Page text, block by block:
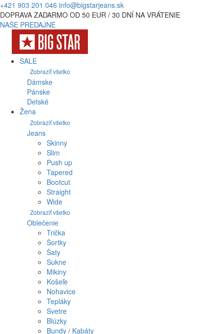
+421 903 201 046 info@bigstarjeans.sk
DOPRAVA ZADARMO OD 50 EUR / 30 DNÍ NA VRÁTENIE
NAŠE PREDAJNE
SALE
Zobraziť všetko
Dámske
Pánske
Detské
Žena
Zobraziť všetko
Jeans
Skinny
Slim
Push up
Tapered
Bootcut
Straight
Wide
Zobraziť všetko
Oblečenie
Trička
Šortky
Šaty
Sukne
Mikiny
Košeľe
Nohavice
Tepláky
Svetre
Blúzky
Bundy / Kabáty